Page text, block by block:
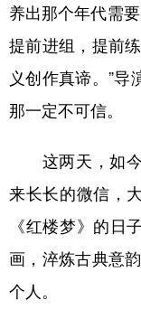
养出那个年代需要
提前进组，提前
义创作真谛。”导
那一定不可信。
这两天，如今
来长长的微信，
《红楼梦》的日
画，淬炼古典意
个人。